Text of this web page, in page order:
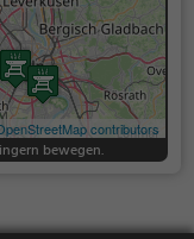
contributors
bewegen.